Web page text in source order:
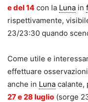
e del 14 con la Luna in
rispettivamente,
23/23:30 quando
Come utile e
effettuare
anche in Luna calante,
27 e 28 luglio (sorge